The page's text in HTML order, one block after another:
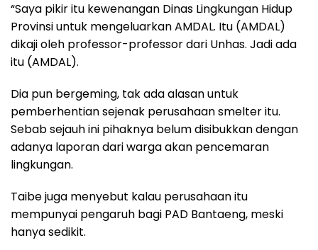
“Saya pikir itu kewenangan Dinas Lingkungan Hidup
Provinsi untuk mengeluarkan AMDAL. Itu (AMDAL)
dikaji oleh professor-professor dari Unhas. Jadi ada
itu (AMDAL).
Dia pun bergeming, tak ada alasan untuk
pemberhentian sejenak perusahaan smelter itu.
Sebab sejauh ini pihaknya belum disibukkan dengan
adanya laporan dari warga akan pencemaran
lingkungan.
Taibe juga menyebut kalau perusahaan itu
mempunyai pengaruh bagi PAD Bantaeng, meski
hanya sedikit.